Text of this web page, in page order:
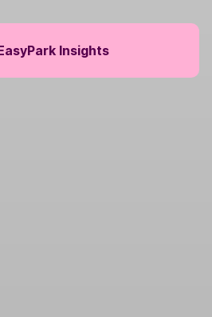
Insights